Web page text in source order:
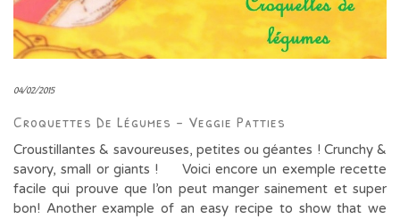
04/02/2015
Croquettes De Légumes – Veggie Patties
Croustillantes & savoureuses, petites ou géantes ! Crunchy &
savory, small or giants ! Voici encore un exemple recette
facile qui prouve que l’on peut manger sainement et super
bon! Another example of an easy recipe to show that we